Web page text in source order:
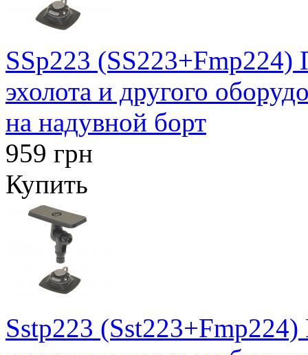
SSp223
эхолота и другого
на надувной борт
959 грн
Купить
Sstp223